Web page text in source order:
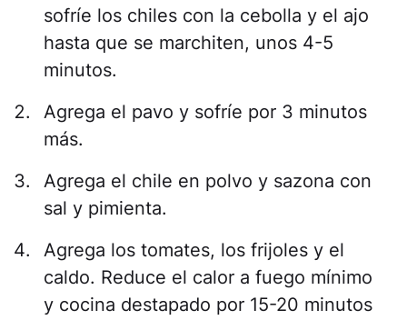
sofríe los chiles con la cebolla y el ajo
hasta que se marchiten, unos 4-5
minutos.
Agrega el pavo y sofríe por 3 minutos
más.
Agrega el chile en polvo y sazona con
sal y pimienta.
Agrega los tomates, los frijoles y el
caldo. Reduce el calor a fuego mínimo
y cocina destapado por 15-20 minutos